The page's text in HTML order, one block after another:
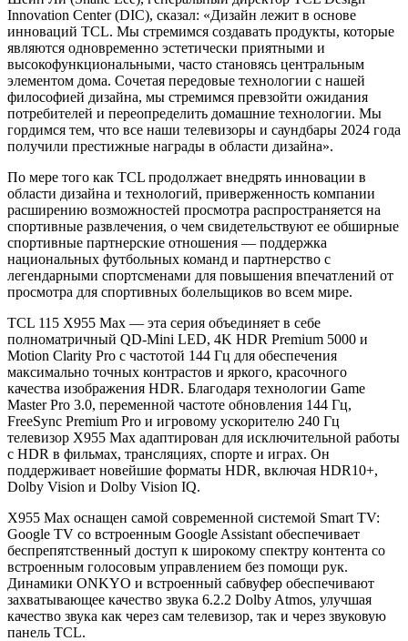
Innovation Center (DIC), сказал: «Дизайн лежит в основе
инноваций TCL. Мы стремимся создавать продукты, которые
являются одновременно эстетически приятными и
высокофункциональными, часто становясь центральным
элементом дома. Сочетая передовые технологии с нашей
философией дизайна, мы стремимся превзойти ожидания
потребителей и переопределить домашние технологии. Мы
гордимся тем, что все наши телевизоры и саундбары 2024 года
получили престижные награды в области дизайна».
По мере того как TCL продолжает внедрять инновации в
области дизайна и технологий, приверженность компании
расширению возможностей просмотра распространяется на
спортивные развлечения, о чем свидетельствуют ее обширные
спортивные партнерские отношения — поддержка
национальных футбольных команд и партнерство с
легендарными спортсменами для повышения впечатлений от
просмотра для спортивных болельщиков во всем мире.
TCL 115 X955 Max — эта серия объединяет в себе
полноматричный QD-Mini LED, 4K HDR Premium 5000 и
Motion Clarity Pro с частотой 144 Гц для обеспечения
максимально точных контрастов и яркого, красочного
качества изображения HDR. Благодаря технологии Game
Master Pro 3.0, переменной частоте обновления 144 Гц,
FreeSync Premium Pro и игровому ускорителю 240 Гц
телевизор X955 Max адаптирован для исключительной работы
с HDR в фильмах, трансляциях, спорте и играх. Он
поддерживает новейшие форматы HDR, включая HDR10+,
Dolby Vision и Dolby Vision IQ.
X955 Max оснащен самой современной системой Smart TV:
Google TV со встроенным Google Assistant обеспечивает
беспрепятственный доступ к широкому спектру контента со
встроенным голосовым управлением без помощи рук.
Динамики ONKYO и встроенный сабвуфер обеспечивают
захватывающее качество звука 6.2.2 Dolby Atmos, улучшая
качество звука как через сам телевизор, так и через звуковую
панель TCL.